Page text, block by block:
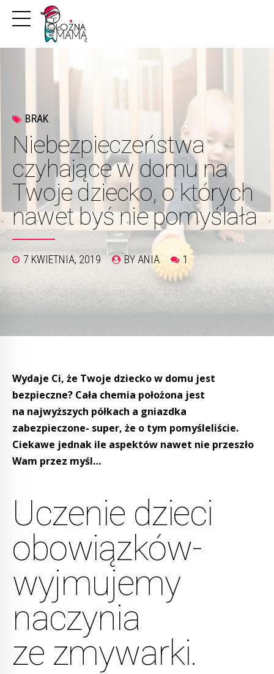
BRAK
Niebezpieczeństwa
czyhające w domu na
Twoje dziecko, o których
nawet byś nie pomyślała
7 KWIETNIA, 2019 BY ANIA 1
Wydaje Ci, że Twoje dziecko w domu jest
bezpieczne? Cała chemia położona jest
na najwyższych półkach a gniazdka
zabezpieczone- super, że o tym pomyśleliście.
Ciekawe jednak ile aspektów nawet nie przeszło
Wam przez myśl…
Uczenie dzieci
obowiązków-
wyjmujemy
naczynia
ze zmywarki.